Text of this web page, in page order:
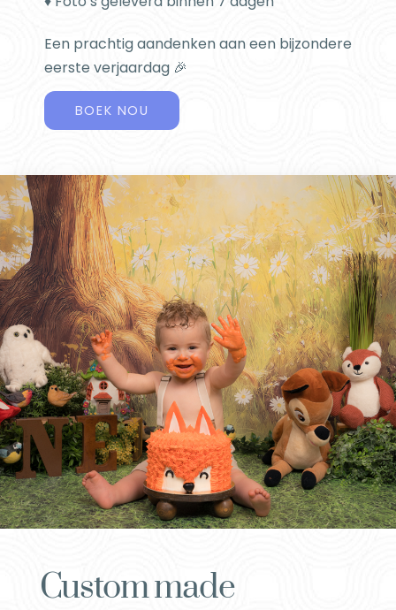
Een prachtig aandenken aan een bijzondere
eerste verjaardag 🎉
BOEK NOU
Custom made